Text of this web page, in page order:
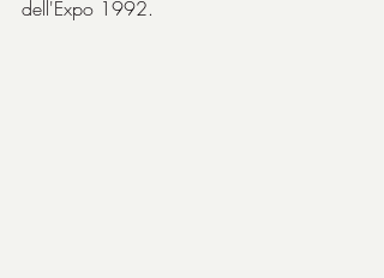
dell'Expo 1992.